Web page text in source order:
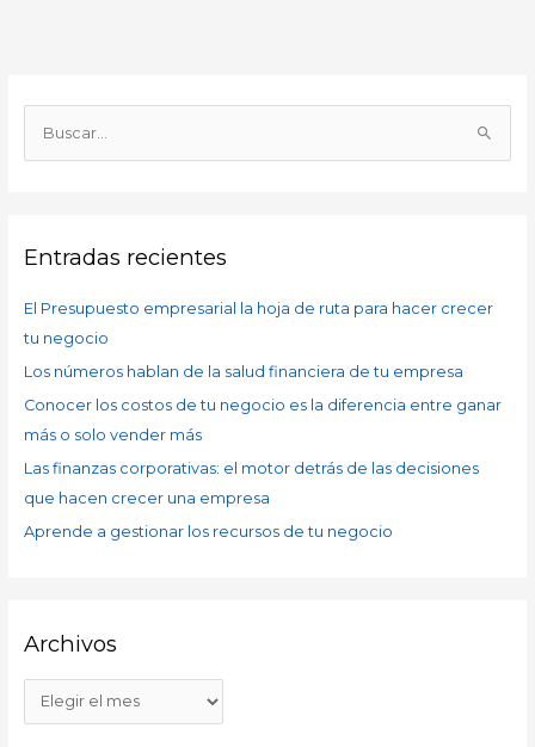
a
p
o
r
:
Entradas recientes
El Presupuesto empresarial la hoja de ruta para hacer crecer
tu negocio
Los números hablan de la salud financiera de tu empresa
Conocer los costos de tu negocio es la diferencia entre ganar
más o solo vender más
Las finanzas corporativas: el motor detrás de las decisiones
que hacen crecer una empresa
Aprende a gestionar los recursos de tu negocio
Archivos
o